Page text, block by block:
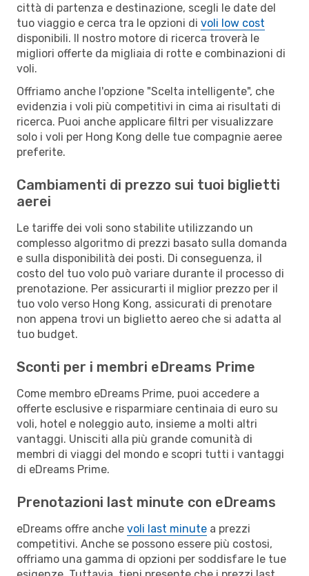
città di partenza e destinazione, scegli le date del
tuo viaggio e cerca tra le opzioni di voli low cost
disponibili. Il nostro motore di ricerca troverà le
migliori offerte da migliaia di rotte e combinazioni di
voli.
Offriamo anche l'opzione "Scelta intelligente", che
evidenzia i voli più competitivi in cima ai risultati di
ricerca. Puoi anche applicare filtri per visualizzare
solo i voli per Hong Kong delle tue compagnie aeree
preferite.
Cambiamenti di prezzo sui tuoi biglietti
aerei
Le tariffe dei voli sono stabilite utilizzando un
complesso algoritmo di prezzi basato sulla domanda
e sulla disponibilità dei posti. Di conseguenza, il
costo del tuo volo può variare durante il processo di
prenotazione. Per assicurarti il miglior prezzo per il
tuo volo verso Hong Kong, assicurati di prenotare
non appena trovi un biglietto aereo che si adatta al
tuo budget.
Sconti per i membri eDreams Prime
Come membro eDreams Prime, puoi accedere a
offerte esclusive e risparmiare centinaia di euro su
voli, hotel e noleggio auto, insieme a molti altri
vantaggi. Unisciti alla più grande comunità di
membri di viaggi del mondo e scopri tutti i vantaggi
di eDreams Prime.
Prenotazioni last minute con eDreams
eDreams offre anche voli last minute a prezzi
competitivi. Anche se possono essere più costosi,
offriamo una gamma di opzioni per soddisfare le tue